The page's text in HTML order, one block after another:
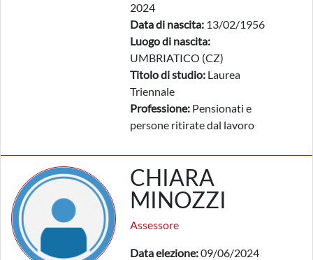
2024
Data di nascita: 13/02/1956
Luogo di nascita:
UMBRIATICO (CZ)
Titolo di studio: Laurea
Triennale
Professione: Pensionati e
persone ritirate dal lavoro
CHIARA
MINOZZI
Assessore
Data elezione:09/06/2024